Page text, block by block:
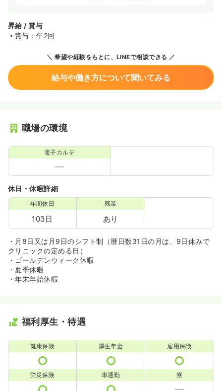
昇給 / 賞与
賞与：年2回
希望や経験をもとに、LINEで相談できる
給与や働き方について聞いてみる
職場の環境
電子カルテ
休日・休暇詳細
年間休日
103日
残業
あり
・月8日又は月9日のシフト制（暦日数31日の月は、9日休みで
クリニックの定める日）
・ゴールデンウィーク休暇
・夏季休暇
・年末年始休暇
福利厚生・待遇
健康保険 厚生年金 雇用保険
労災保険 車通勤 寮